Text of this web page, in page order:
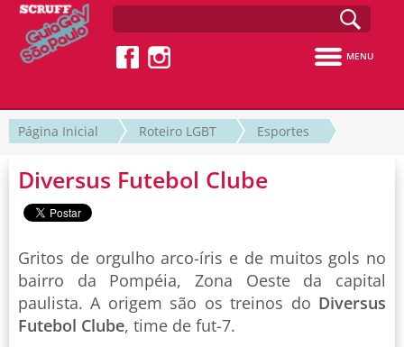
MENU
Página Inicial Roteiro LGBT Esportes
Diversus Futebol Clube
Gritos de orgulho arco-íris e de muitos gols no
bairro da Pompéia, Zona Oeste da capital
paulista. A origem são os treinos do Diversus
Futebol Clube, time de fut-7.